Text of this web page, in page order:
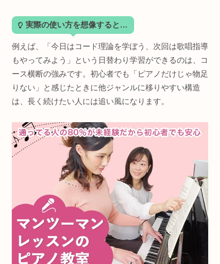
実際の使い方を想像すると…
例えば、「今日はコード理論を学ぼう、次回は歌唱指導
もやってみよう」という日替わり学習ができるのは、コ
ース横断の強みです。初心者でも「ピアノだけじゃ物足
りない」と感じたときに他ジャンルに移りやすい構造
は、長く続けたい人には追い風になります。